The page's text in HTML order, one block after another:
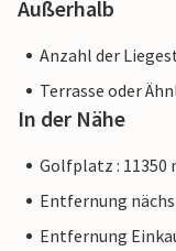
Außerhalb
Anzahl der
Terrasse oder
In der Nähe
Golfplatz : 11350
Entfernung
Entfernung